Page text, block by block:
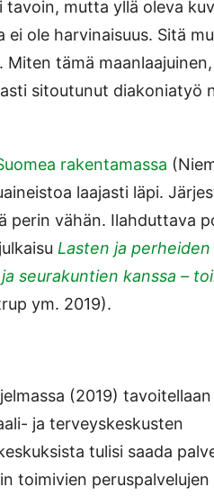
mutta yllä oleva
ole harvinaisuus. Sitä
tämä maanlaajuinen,
sitoutunut diakoniatyö
rakentamassa
laajasti läpi.
perin vähän. Ilahduttava
Lasten ja
seurakuntien kanssa –
ym. 2019).
(2019) tavoitellaan
ja terveyskeskusten
tulisi saada
toimivien peruspalvelujen